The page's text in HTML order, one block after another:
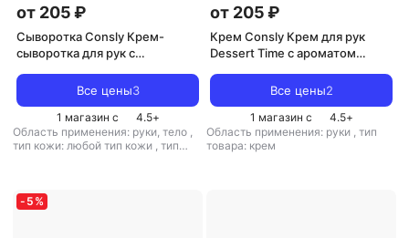
от 205 ₽
Сыворотка Consly Крем-
сыворотка для рук с
Все цены3
1 магазин с 4.5+
Область применения: руки, тело ,
тип кожи: любой тип кожи , тип
от 205 ₽
Крем Consly Крем для рук
Dessert Time с ароматом
Все цены2
1 магазин с 4.5+
Область применения: руки , тип
товара: крем
- 5 %